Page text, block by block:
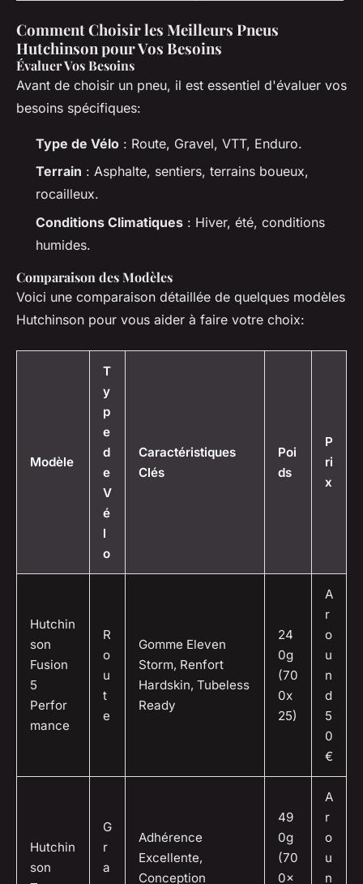
Comment Choisir les Meilleurs Pneus
Hutchinson pour Vos Besoins
Évaluer Vos Besoins
Avant de choisir un pneu, il est essentiel d'évaluer vos
besoins spécifiques:
Type de Vélo : Route, Gravel, VTT, Enduro.
Terrain : Asphalte, sentiers, terrains boueux,
rocailleux.
Conditions Climatiques : Hiver, été, conditions
humides.
Comparaison des Modèles
Voici une comparaison détaillée de quelques modèles
Hutchinson pour vous aider à faire votre choix:
Modèle
T
y
p
e
d
e
V
é
l
o
Caractéristiques
Clés
Poi
ds
P
ri
x
Hutchin
son
Fusion
5
Perfor
mance
R
o
u
t
e
Gomme Eleven
Storm, Renfort
Hardskin, Tubeless
Ready
24
0g
(70
0x
25)
A
r
o
u
n
d
5
0
€
Hutchin
son
G
r
a
Adhérence
Excellente,
Conception
49
0g
(70
0×
A
r
o
u
n